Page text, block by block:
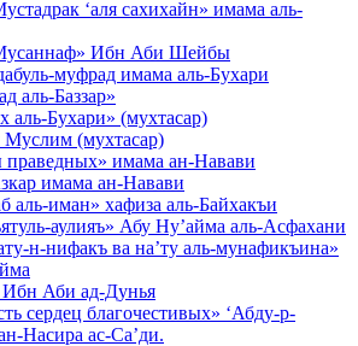
‘аля сахихайн» имама аль-
Ибн Аби Шейбы
муфрад имама аль-Бухари
аль-Баззар»
аль-Бухари» (мухтасар)
Муслим (мухтасар)
праведных» имама ан-Навави
имама ан-Навави
аль-иман» хафиза аль-Байхакъи
аулияъ» Абу Ну’айма аль-Асфахани
н-нифакъ ва на’ту аль-мунафикъина»
Аби ад-Дунья
сердец благочестивых» ‘Абду-р-
Насира ас-Са’ди.